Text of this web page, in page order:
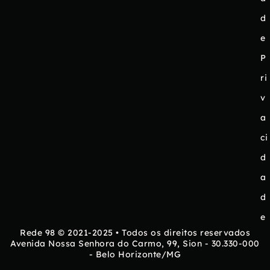
d
e
P
ri
v
a
ci
d
a
d
e
Rede 98 © 2021-2025 • Todos os direitos reservados
Avenida Nossa Senhora do Carmo, 99, Sion - 30.330-000
- Belo Horizonte/MG